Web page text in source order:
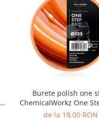
Burete polish one
ChemicalWorkz One
portocaliu
de la 19,00 RON